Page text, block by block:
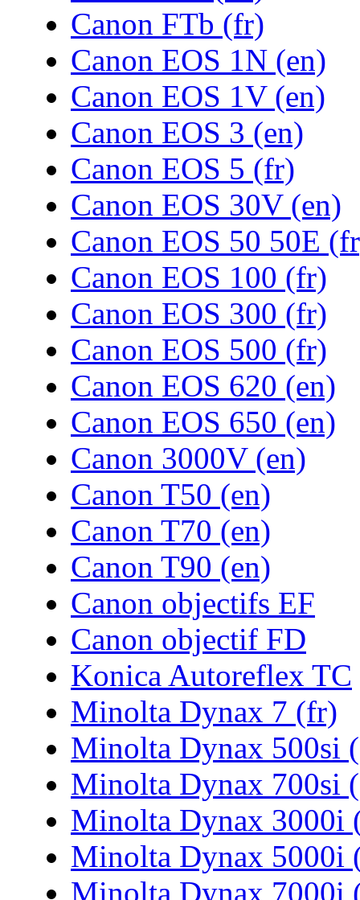
Canon FTb (fr)
Canon EOS 1N (en)
Canon EOS 1V (en)
Canon EOS 3 (en)
Canon EOS 5 (fr)
Canon EOS 30V (en)
Canon EOS 50 50E
Canon EOS 100 (fr)
Canon EOS 300 (fr)
Canon EOS 500 (fr)
Canon EOS 620 (en)
Canon EOS 650 (en)
Canon 3000V (en)
Canon T50 (en)
Canon T70 (en)
Canon T90 (en)
Canon objectifs EF
Canon objectif FD
Konica Autoreflex TC
Minolta Dynax 7 (fr)
Minolta Dynax 500si
Minolta Dynax 700si
Minolta Dynax 3000i
Minolta Dynax 5000i
Minolta Dynax 7000i